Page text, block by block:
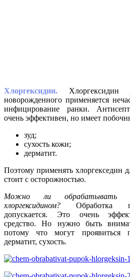
Хлоргексидин. Хлоргексидин
новорожденного применяется
инфицирование ранки.
очень эффективен, но имеет
зуд;
сухость кожи;
дерматит.
Поэтому применять хлоргекседин
стоит с осторожностью.
Можно ли обрабатывать
хлоргексидином? Обработка
допускается. Это очень
средство. Но нужно быть
потому что могут проявиться
дерматит, сухость.